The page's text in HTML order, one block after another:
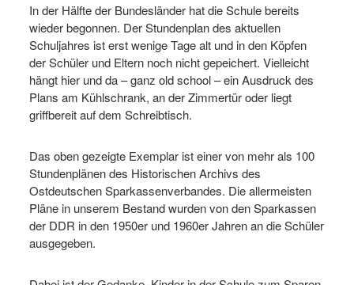
In der Hälfte der Bundesländer hat die Schule bereits
wieder begonnen. Der Stundenplan des aktuellen
Schuljahres ist erst wenige Tage alt und in den Köpfen
der Schüler und Eltern noch nicht gepeichert. Vielleicht
hängt hier und da – ganz old school – ein Ausdruck des
Plans am Kühlschrank, an der Zimmertür oder liegt
griffbereit auf dem Schreibtisch.
Das oben gezeigte Exemplar ist einer von mehr als 100
Stundenplänen des Historischen Archivs des
Ostdeutschen Sparkassenverbandes. Die allermeisten
Pläne in unserem Bestand wurden von den Sparkassen
der DDR in den 1950er und 1960er Jahren an die Schüler
ausgegeben.